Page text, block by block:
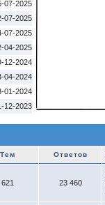
07-2025
07-2025
07-2025
04-2025
12-2024
04-2024
01-2024
12-2023
Тем Ответов
621 23 460